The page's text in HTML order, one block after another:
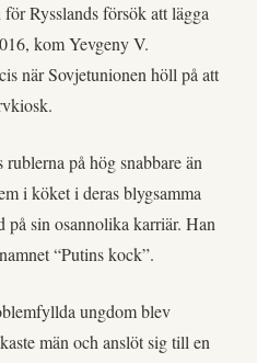
Rysslands försök att lägga
kom Yevgeny V.
när Sovjetunionen höll på att
rublerna på hög snabbare än
i köket i deras blygsamma
på sin osannolika karriär. Han
“Putins kock”.
ungdom blev
män och anslöt sig till en